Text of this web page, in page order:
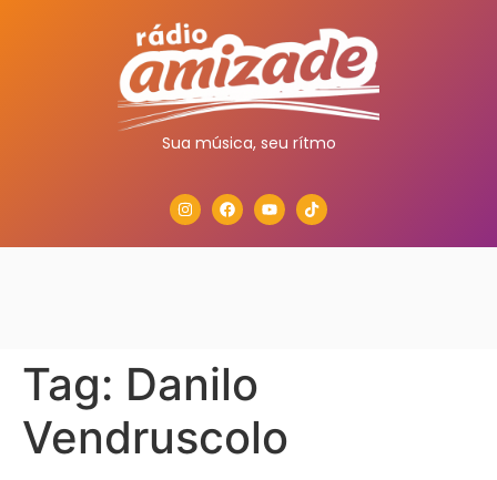
Sua música, seu rítmo
Tag: Danilo
Vendruscolo